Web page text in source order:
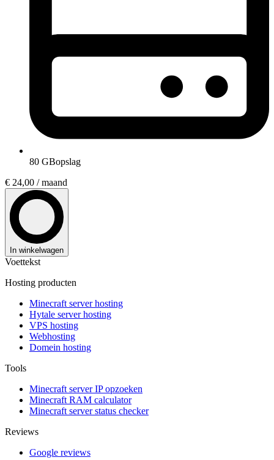
80 GBopslag
€ 24,00 / maand
In winkelwagen
Voettekst
Hosting producten
Minecraft server hosting
Hytale server hosting
VPS hosting
Webhosting
Domein hosting
Tools
Minecraft server IP opzoeken
Minecraft RAM calculator
Minecraft server status checker
Reviews
Google reviews